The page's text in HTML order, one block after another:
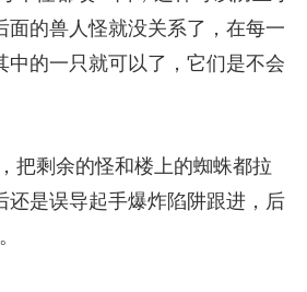
面的兽人怪就没关系了，在每一
中的一只就可以了，它们是不会
把剩余的怪和楼上的蜘蛛都拉
还是误导起手爆炸陷阱跟进，后